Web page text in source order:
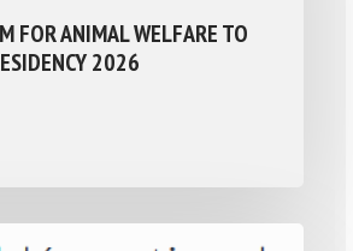
FOR ANIMAL WELFARE TO
2026